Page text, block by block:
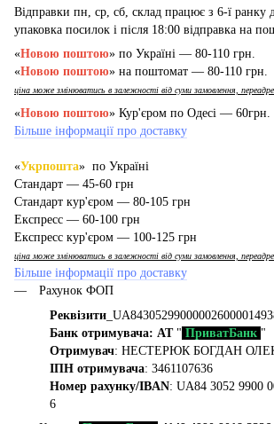
Відправки пн, ср, сб, склад працює з 6-ї ранку
упаковка посилок і після 18:00 відправка на
«Новою поштою» по Україні — 80-110 грн.
«Новою поштою» на поштомат — 80-110 грн.
ціна може змінюватись в залежності від суми замовлення,
«Новою поштою» Кур'єром по Одесі — 60грн.
Більше інформації про доставку
«Укрпошта» по Україні
Стандарт — 45-60 грн
Стандарт кур'єром — 80-105 грн
Експресс — 60-100 грн
Експресс кур'єром — 100-125 грн
ціна може змінюватись в залежності від суми замовлення,
Більше інформації про доставку
Рахунок ФОП
Реквізити
Банк отримувача: АТ" ПриватБанк
Отримувач: НЕСТЕРЮК БОГДАН
ІПН отримувача: 3461107636
Номер рахунку/IBAN: UA84 3052 9900
6